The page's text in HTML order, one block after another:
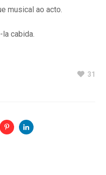
musical ao acto.
cabida.
31